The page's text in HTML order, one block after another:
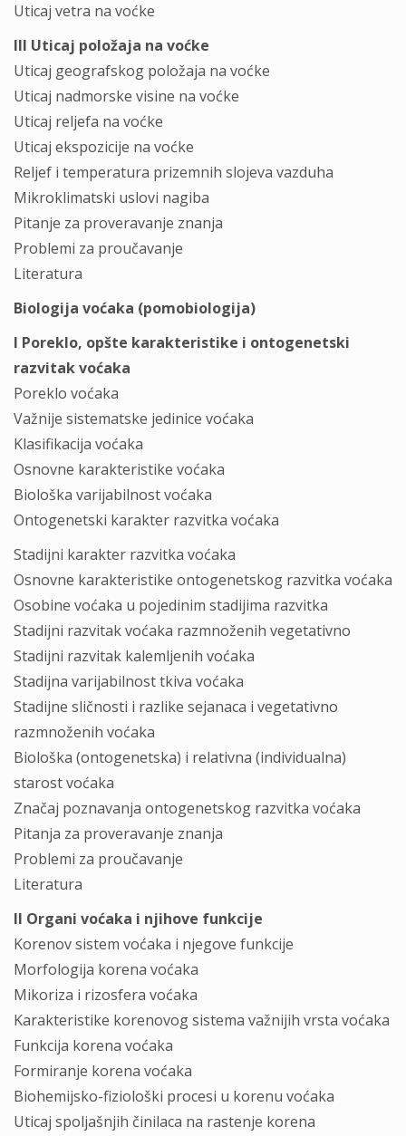
Uticaj vetra na voćke
III Uticaj položaja na voćke
Uticaj geografskog položaja na voćke
Uticaj nadmorske visine na voćke
Uticaj reljefa na voćke
Uticaj ekspozicije na voćke
Reljef i temperatura prizemnih slojeva vazduha
Mikroklimatski uslovi nagiba
Pitanje za proveravanje znanja
Problemi za proučavanje
Literatura
Biologija voćaka (pomobiologija)
I Poreklo, opšte karakteristike i ontogenetski
razvitak voćaka
Poreklo voćaka
Važnije sistematske jedinice voćaka
Klasifikacija voćaka
Osnovne karakteristike voćaka
Biološka varijabilnost voćaka
Ontogenetski karakter razvitka voćaka
Stadijni karakter razvitka voćaka
Osnovne karakteristike ontogenetskog razvitka voćaka
Osobine voćaka u pojedinim stadijima razvitka
Stadijni razvitak voćaka razmnoženih vegetativno
Stadijni razvitak kalemljenih voćaka
Stadijna varijabilnost tkiva voćaka
Stadijne sličnosti i razlike sejanaca i vegetativno
razmnoženih voćaka
Biološka (ontogenetska) i relativna (individualna)
starost voćaka
Značaj poznavanja ontogenetskog razvitka voćaka
Pitanja za proveravanje znanja
Problemi za proučavanje
Literatura
II Organi voćaka i njihove funkcije
Korenov sistem voćaka i njegove funkcije
Morfologija korena voćaka
Mikoriza i rizosfera voćaka
Karakteristike korenovog sistema važnijih vrsta voćaka
Funkcija korena voćaka
Formiranje korena voćaka
Biohemijsko-fiziološki procesi u korenu voćaka
Uticaj spoljašnjih činilaca na rastenje korena